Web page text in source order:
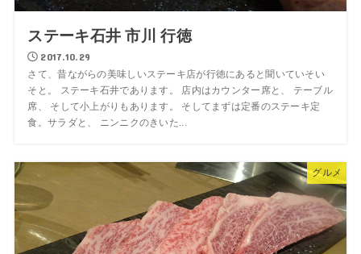
ステーキ石井 市川 行徳
2017.10.29
さて、昔ながらの美味しいステーキ店が行徳にあると聞いていそい
そと。 ステーキ石井であります。 店内はカウンター席と、 テーブル
席、 そして小上がりもあります。 そしてまずは定番のステーキ定
食。サラダと、 ニンニクのきいた...
グルメ